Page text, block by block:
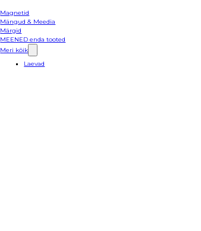
Magnetid
Mängud & Meedia
Märgid
MEENED enda tooted
Meri kõik
Laevad